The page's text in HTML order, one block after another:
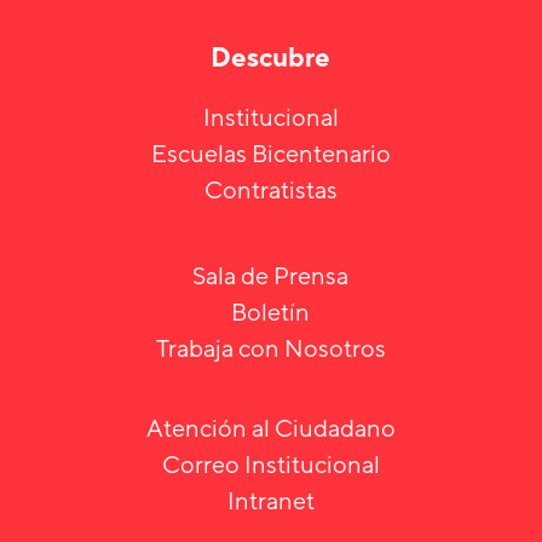
Descubre
Institucional
Escuelas Bicentenario
Contratistas
Sala de Prensa
Boletín
Trabaja con Nosotros
Atención al Ciudadano
Correo Institucional
Intranet